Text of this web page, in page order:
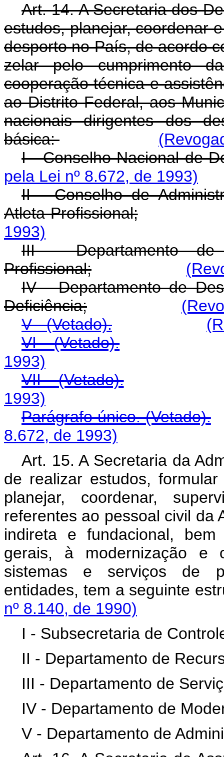
Art. 14. A Secretaria dos
estudos, planejar, coordenar
desporto no País, de acordo
zelar pelo cumprimento
cooperação técnica e
ao Distrito Federal, aos
nacionais dirigentes dos
básica:
I - Conselho Nacional de
pela Lei nº 8.672, de 1993)
II - Conselho de
Atleta Profissional;
1993)
III - Departamento de
Profissional;
IV - Departamento de
Deficiência;
V - (Vetado).
VI - (Vetado).
1993)
VII - (Vetado).
1993)
Parágrafo único. (Vetado).
8.672, de 1993)
Art. 15. A Secretaria da
de realizar estudos,
planejar, coordenar,
referentes ao pessoal civil da
indireta e fundacional,
gerais, à modernização e
sistemas e serviços de
entidades, tem a
nº 8.140, de 1990)
I - Subsecretaria de
II - Departamento de
III - Departamento de
IV - Departamento de
V - Departamento de